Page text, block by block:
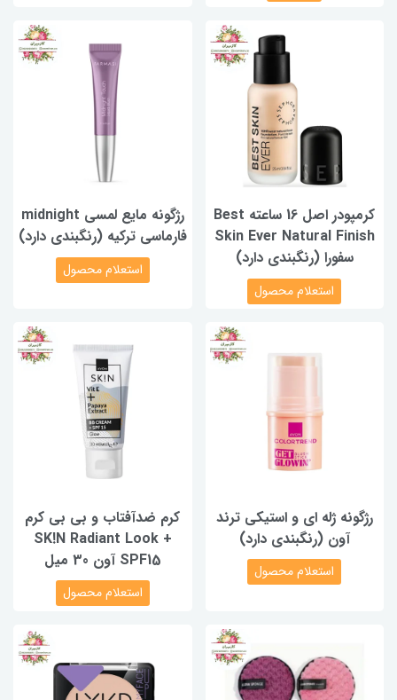
کرمپودر اصل 16 ساعته Best
Skin Ever Natural Finish
سفورا (رنگبندی دارد)
استعلام محصول
رژگونه مایع لمسی midnight
فارماسی ترکیه (رنگبندی دارد)
استعلام محصول
رژگونه ژله ای و استیکی ترند
آون (رنگبندی دارد)
استعلام محصول
کرم ضدآفتاب و بی بی کرم
SK!N Radiant Look +
SPF15 آون 30 میل
استعلام محصول